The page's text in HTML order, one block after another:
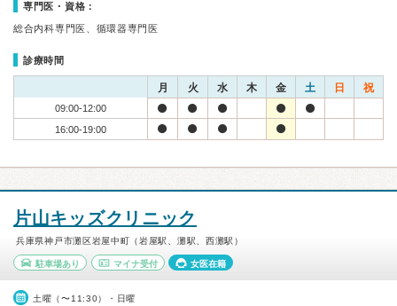
専門医・資格：
総合内科専門医、循環器専門医
診療時間
月 火 水 木 金 土 日 祝
09:00-12:00
16:00-19:00
片山キッズクリニック
兵庫県神戸市灘区岩屋中町（岩屋駅、灘駅、西灘駅）
駐車場あり マイナ受付 女医在籍
土曜（〜11:30）・日曜